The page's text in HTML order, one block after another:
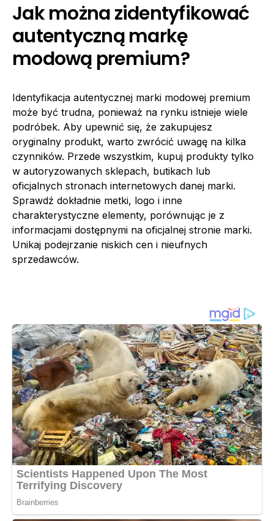
Jak można zidentyfikować
autentyczną markę
modową premium?
Identyfikacja autentycznej marki modowej premium
może być trudna, ponieważ na rynku istnieje wiele
podróbek. Aby upewnić się, że zakupujesz
oryginalny produkt, warto zwrócić uwagę na kilka
czynników. Przede wszystkim, kupuj produkty tylko
w autoryzowanych sklepach, butikach lub
oficjalnych stronach internetowych danej marki.
Sprawdź dokładnie metki, logo i inne
charakterystyczne elementy, porównując je z
informacjami dostępnymi na oficjalnej stronie marki.
Unikaj podejrzanie niskich cen i nieufnych
sprzedawców.